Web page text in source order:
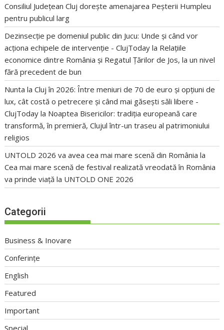
Consiliul Județean Cluj dorește amenajarea Peșterii Humpleu
pentru publicul larg
Dezinsecție pe domeniul public din Jucu: Unde și când vor
acționa echipele de intervenție - ClujToday la Relațiile
economice dintre România și Regatul Țărilor de Jos, la un nivel
fără precedent de bun
Nunta la Cluj în 2026: Între meniuri de 70 de euro și opțiuni de
lux, cât costă o petrecere și când mai găsești săli libere -
ClujToday la Noaptea Bisericilor: tradiția europeană care
transformă, în premieră, Clujul într-un traseu al patrimoniului
religios
UNTOLD 2026 va avea cea mai mare scenă din România la
Cea mai mare scenă de festival realizată vreodată în România
va prinde viață la UNTOLD ONE 2026
Categorii
Business & Inovare
Conferințe
English
Featured
Important
Special